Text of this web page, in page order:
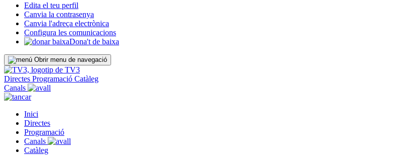
Edita el teu perfil
Canvia la contrasenya
Canvia l'adreça electrònica
Configura les comunicacions
Dona't de baixa
Obrir menu de navegació
Directes Programació Catàleg
Canals
Inici
Directes
Programació
Canals
Catàleg